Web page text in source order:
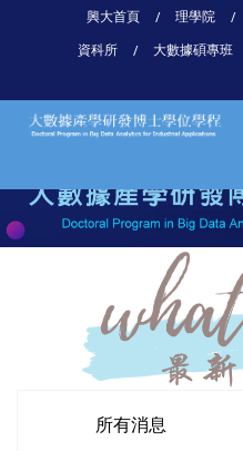
興大首頁 / 理學院 /
資科所
/ 大數據碩專班
所有消息